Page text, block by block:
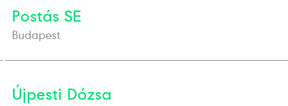
Postás SE
Budapest
Újpesti Dózsa